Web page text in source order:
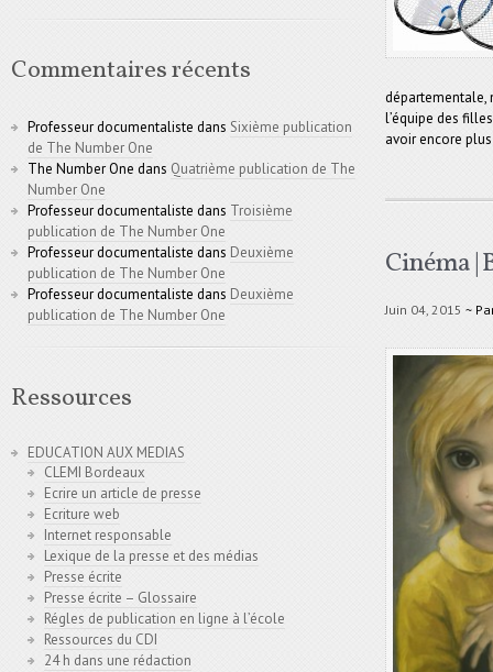
départementale,
l’équipe des
avoir encore
Cinéma |
Juin 04, 2015 ~
Commentaires récents
Professeur documentaliste dans Sixième publication
de The Number One
The Number One dans Quatrième publication de The
Number One
Professeur documentaliste dans Troisième
publication de The Number One
Professeur documentaliste dans Deuxième
publication de The Number One
Professeur documentaliste dans Deuxième
publication de The Number One
Ressources
EDUCATION AUX MEDIAS
CLEMI Bordeaux
Ecrire un article de presse
Ecriture web
Internet responsable
Lexique de la presse et des médias
Presse écrite
Presse écrite – Glossaire
Régles de publication en ligne à l’école
Ressources du CDI
24 h dans une rédaction